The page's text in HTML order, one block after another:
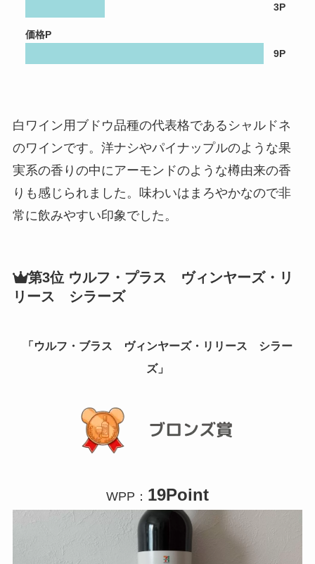
3P
価格P
9P
白ワイン用ブドウ品種の代表格であるシャルドネ
のワインです。洋ナシやパイナップルのような果
実系の香りの中にアーモンドのような樽由来の香
りも感じられました。味わいはまろやかなので非
常に飲みやすい印象でした。
第3位 ウルフ・プラス ヴィンヤーズ・リ
リース シラーズ
「 ウルフ・ブラス ヴィンヤーズ・リリース シラー
ズ」
WPP： 19Point